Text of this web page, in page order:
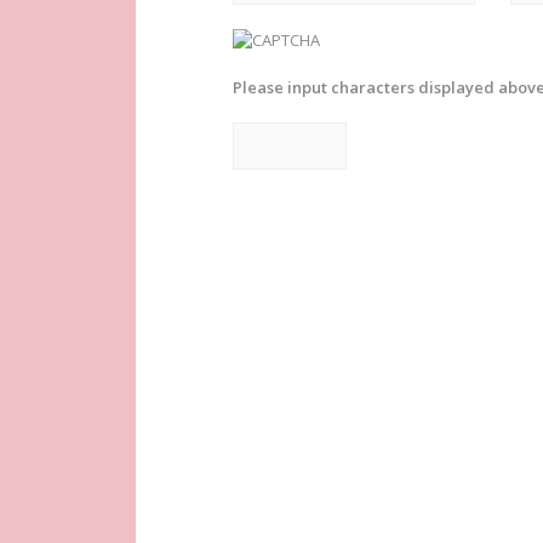
Please input characters displayed